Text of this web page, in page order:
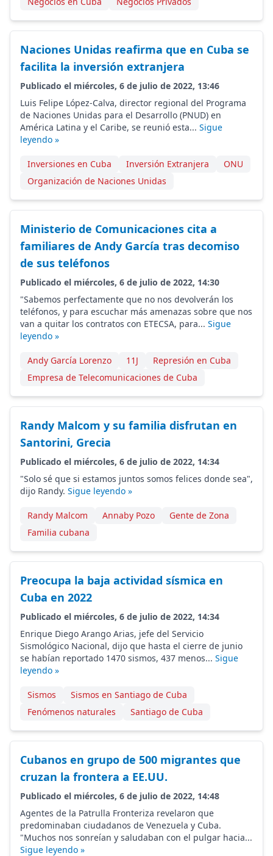
Naciones Unidas reafirma que en Cuba se
facilita la inversión extranjera
Publicado el miércoles, 6 de julio de 2022, 13:46
Luis Felipe López-Calva, director regional del Programa
de Naciones Unidas para el Desarrollo (PNUD) en
América Latina y el Caribe, se reunió esta... Sigue
leyendo »
Inversiones en Cuba Inversión Extranjera
ONU
Organización de Naciones Unidas
Ministerio de Comunicaciones cita a
familiares de Andy García tras decomiso
de sus teléfonos
Publicado el miércoles, 6 de julio de 2022, 14:30
"Sabemos perfectamente que no nos devolverán los
teléfonos, y para escuchar más amenazas sobre que nos
van a quitar los contratos con ETECSA, para... Sigue
leyendo »
Andy García Lorenzo 11J
Represión en Cuba
Empresa de Telecomunicaciones de Cuba
Randy Malcom y su familia disfrutan en
Santorini, Grecia
Publicado el miércoles, 6 de julio de 2022, 14:34
"Solo sé que si estamos juntos somos felices donde sea",
dijo Randy. Sigue leyendo »
Randy Malcom Annaby Pozo
Gente de Zona
Familia cubana
Preocupa la baja actividad sísmica en
Cuba en 2022
Publicado el miércoles, 6 de julio de 2022, 14:34
Enrique Diego Arango Arias, jefe del Servicio
Sismológico Nacional, dijo que hasta el cierre de junio
se habían reportado 1470 sismos, 437 menos... Sigue
leyendo »
Sismos
Sismos en Santiago de Cuba
Fenómenos naturales
Santiago de Cuba
Cubanos en grupo de 500 migrantes que
cruzan la frontera a EE.UU.
Publicado el miércoles, 6 de julio de 2022, 14:48
Agentes de la Patrulla Fronteriza revelaron que
predominaban ciudadanos de Venezuela y Cuba.
"Muchos nos sonreían y saludaban con el pulgar hacia...
Sigue leyendo »